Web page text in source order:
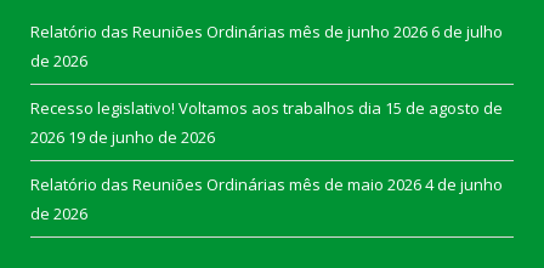
Relatório das Reuniões Ordinárias mês de junho 20266 de julho
de 2026
Recesso legislativo! Voltamos aos trabalhos dia 15 de agosto de
2026 19 de junho de 2026
Relatório das Reuniões Ordinárias mês de maio 20264 de junho
de 2026